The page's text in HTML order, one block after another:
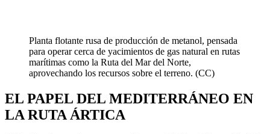
Planta flotante rusa de producción de metanol, pensada
para operar cerca de yacimientos de gas natural en rutas
marítimas como la Ruta del Mar del Norte,
aprovechando los recursos sobre el terreno. (CC)
EL PAPEL DEL MEDITERRÁNEO EN
LA RUTA ÁRTICA